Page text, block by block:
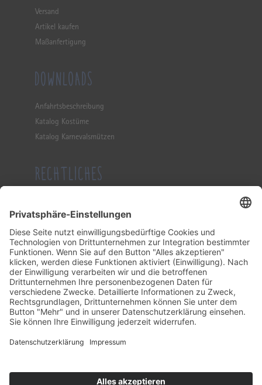
Versand
Artikel kaufen
Maßanfertigung
DOWNLOADS
Anfahrtsbeschreibung
Katalog Kostüme
Katalog Karnevalsmützen
RECHTLICHES
Datenschutzerklärung
Allgemeine Geschäftsbedingung
KONTAKT
Tel.: (0 23 82) 21 51
Fax: (0 23 82) 13 20
Mail: info@schwienhorst-meier.de
Instagram: gibstoff
Öffnungszeiten
09.00 – 12.00 Uhr